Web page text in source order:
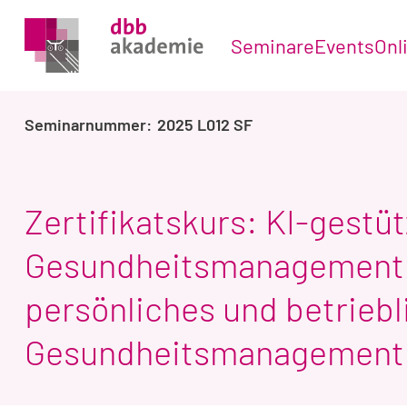
SeminareEvents
2025 L012 SF
Zertifikatskurs: KI-
persönliches und
Gesundheitsmanagement